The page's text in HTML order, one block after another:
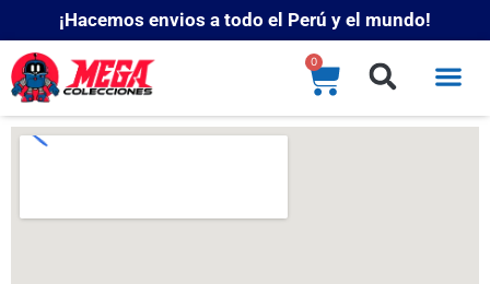
¡Hacemos envios a todo el Perú y el mundo!
0